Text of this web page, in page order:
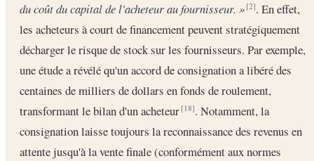
du coût du capital de l'acheteur au fournisseur. » [2]. En effet,
les acheteurs à court de financement peuvent stratégiquement
décharger le risque de stock sur les fournisseurs. Par exemple,
une étude a révélé qu'un accord de consignation a libéré des
centaines de milliers de dollars en fonds de roulement,
transformant le bilan d'un acheteur[18]. Notamment, la
consignation laisse toujours la reconnaissance des revenus en
attente jusqu'à la vente finale (conformément aux normes